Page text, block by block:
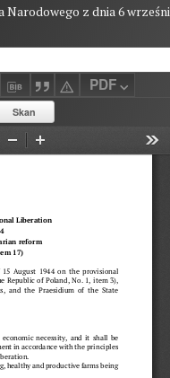
PDF
z dnia 6
Skan